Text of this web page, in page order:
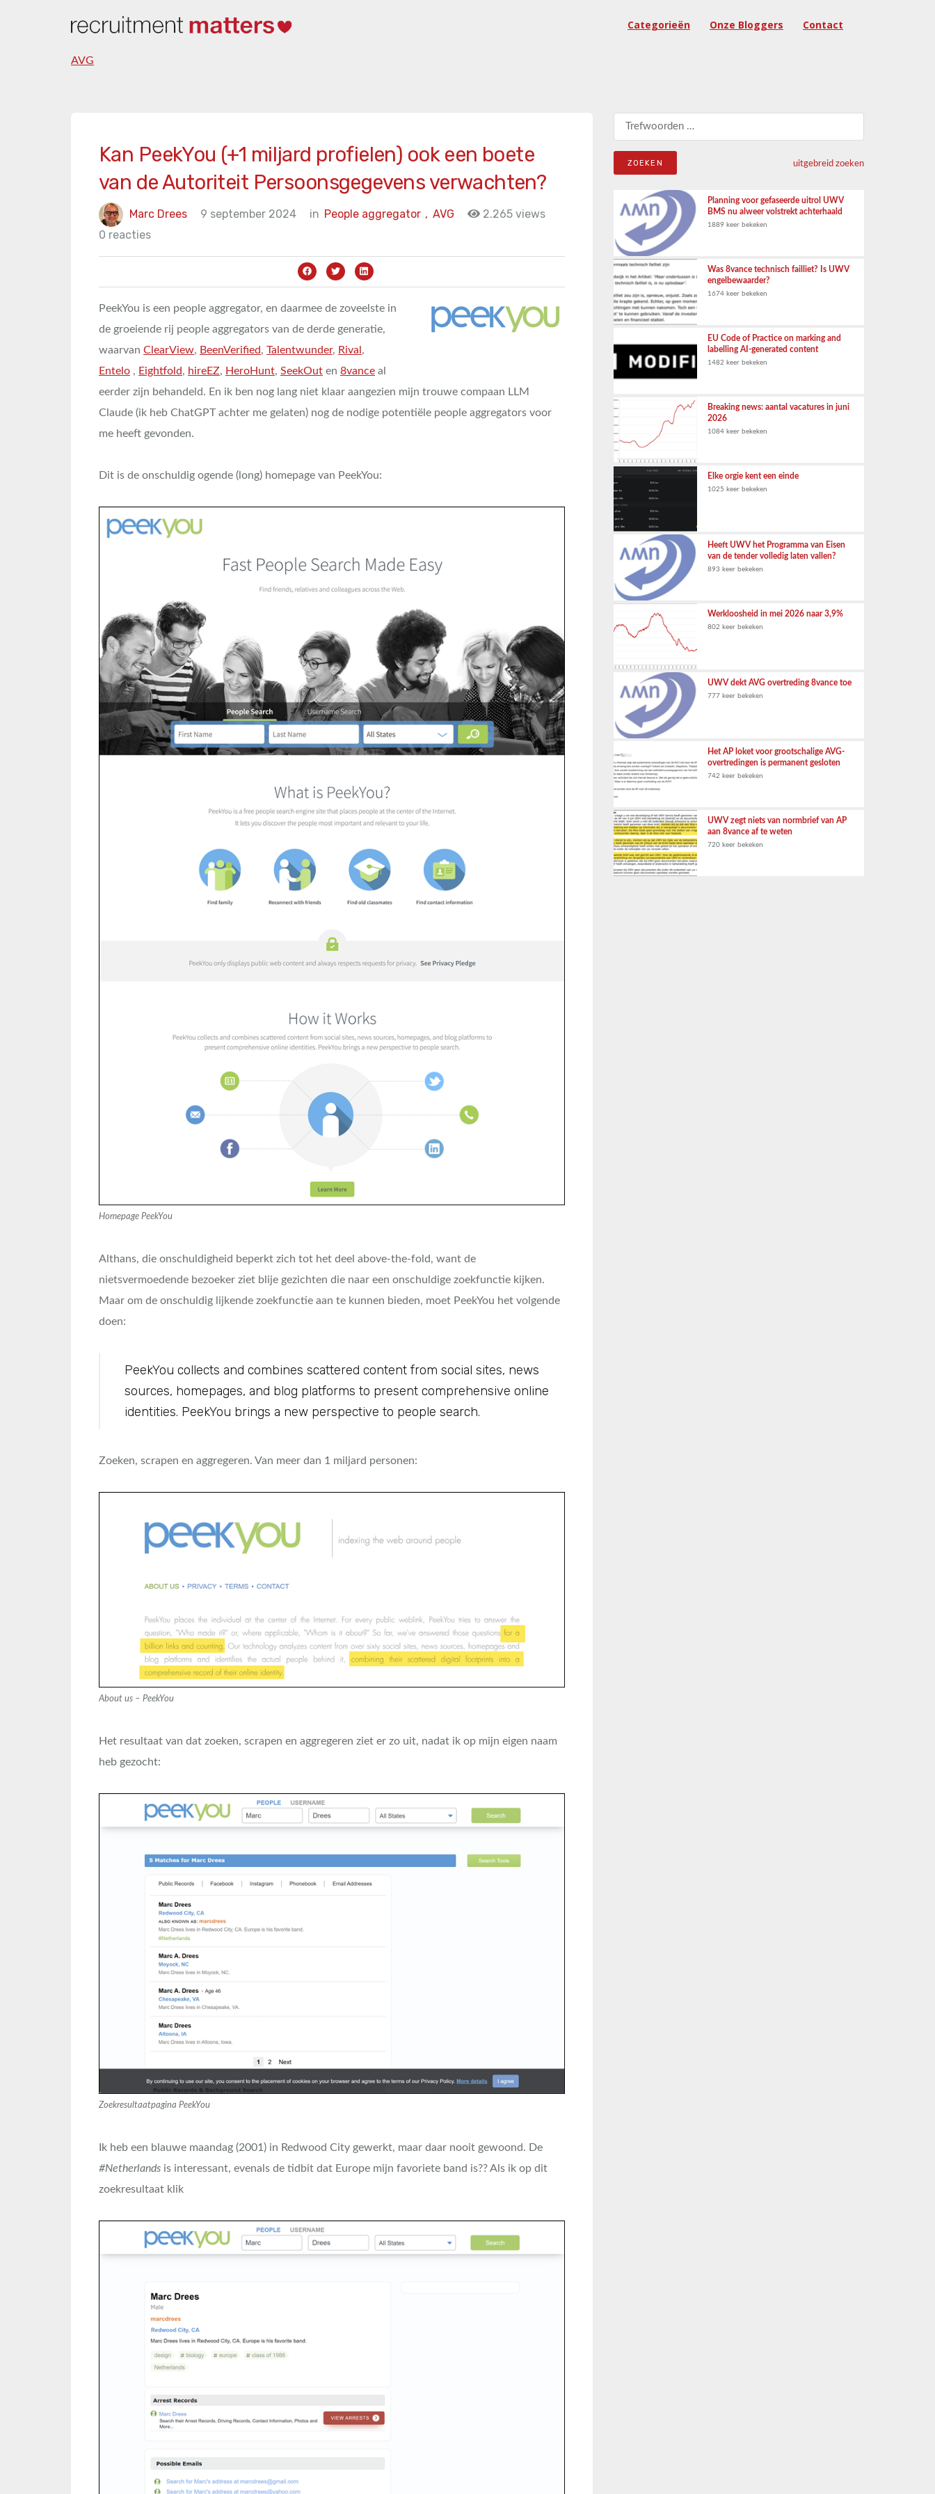
Categorieën Onze Bloggers Contact
AVG
Kan PeekYou (+1 miljard profielen) ook een boete
van de Autoriteit Persoonsgegevens verwachten?
Marc Drees 9 september 2024 in AVG
People aggregator ,
2.265 views
0 reacties
PeekYou is een people aggregator, en daarmee de zoveelste in
de groeiende rij people aggregators van de derde generatie,
waarvan ClearView, BeenVerified, Talentwunder, Rival ,
Entelo , Eightfold, hireEZ, HeroHunt, SeekOut en 8vance al
eerder zijn behandeld. En ik ben nog lang niet klaar aangezien mijn trouwe compaan LLM
Claude (ik heb ChatGPT achter me gelaten) nog de nodige potentiële people aggregators voor
me heeft gevonden.
Dit is de onschuldig ogende (long) homepage van PeekYou:
Homepage PeekYou
Althans, die onschuldigheid beperkt zich tot het deel above-the-fold, want de
nietsvermoedende bezoeker ziet blije gezichten die naar een onschuldige zoekfunctie kijken.
Maar om de onschuldig lijkende zoekfunctie aan te kunnen bieden, moet PeekYou het volgende
doen:
PeekYou collects and combines scattered content from social sites, news
sources, homepages, and blog platforms to present comprehensive online
identities. PeekYou brings a new perspective to people search.
Zoeken, scrapen en aggregeren. Van meer dan 1 miljard personen:
About us – PeekYou
Het resultaat van dat zoeken, scrapen en aggregeren ziet er zo uit, nadat ik op mijn eigen naam
heb gezocht:
Zoekresultaatpagina PeekYou
Ik heb een blauwe maandag (2001) in Redwood City gewerkt, maar daar nooit gewoond. De
#Netherlands is interessant, evenals de tidbit dat Europe mijn favoriete band is?? Als ik op dit
zoekresultaat klik
Zoeken naar:
uitgebreid zoeken
Planning voor gefaseerde uitrol UWV
BMS nu alweer volstrekt achterhaald
1889 keer bekeken
Was 8vance technisch failliet? Is UWV
engelbewaarder?
1674 keer bekeken
EU Code of Practice on marking and
labelling AI-generated content
1482 keer bekeken
Breaking news: aantal vacatures in juni
2026
1084 keer bekeken
Elke orgie kent een einde
1025 keer bekeken
Heeft UWV het Programma van Eisen
van de tender volledig laten vallen?
893 keer bekeken
Werkloosheid in mei 2026 naar 3,9%
802 keer bekeken
UWV dekt AVG overtreding 8vance toe
777 keer bekeken
Het AP loket voor grootschalige AVG-
overtredingen is permanent gesloten
742 keer bekeken
UWV zegt niets van normbrief van AP
aan 8vance af te weten
720 keer bekeken